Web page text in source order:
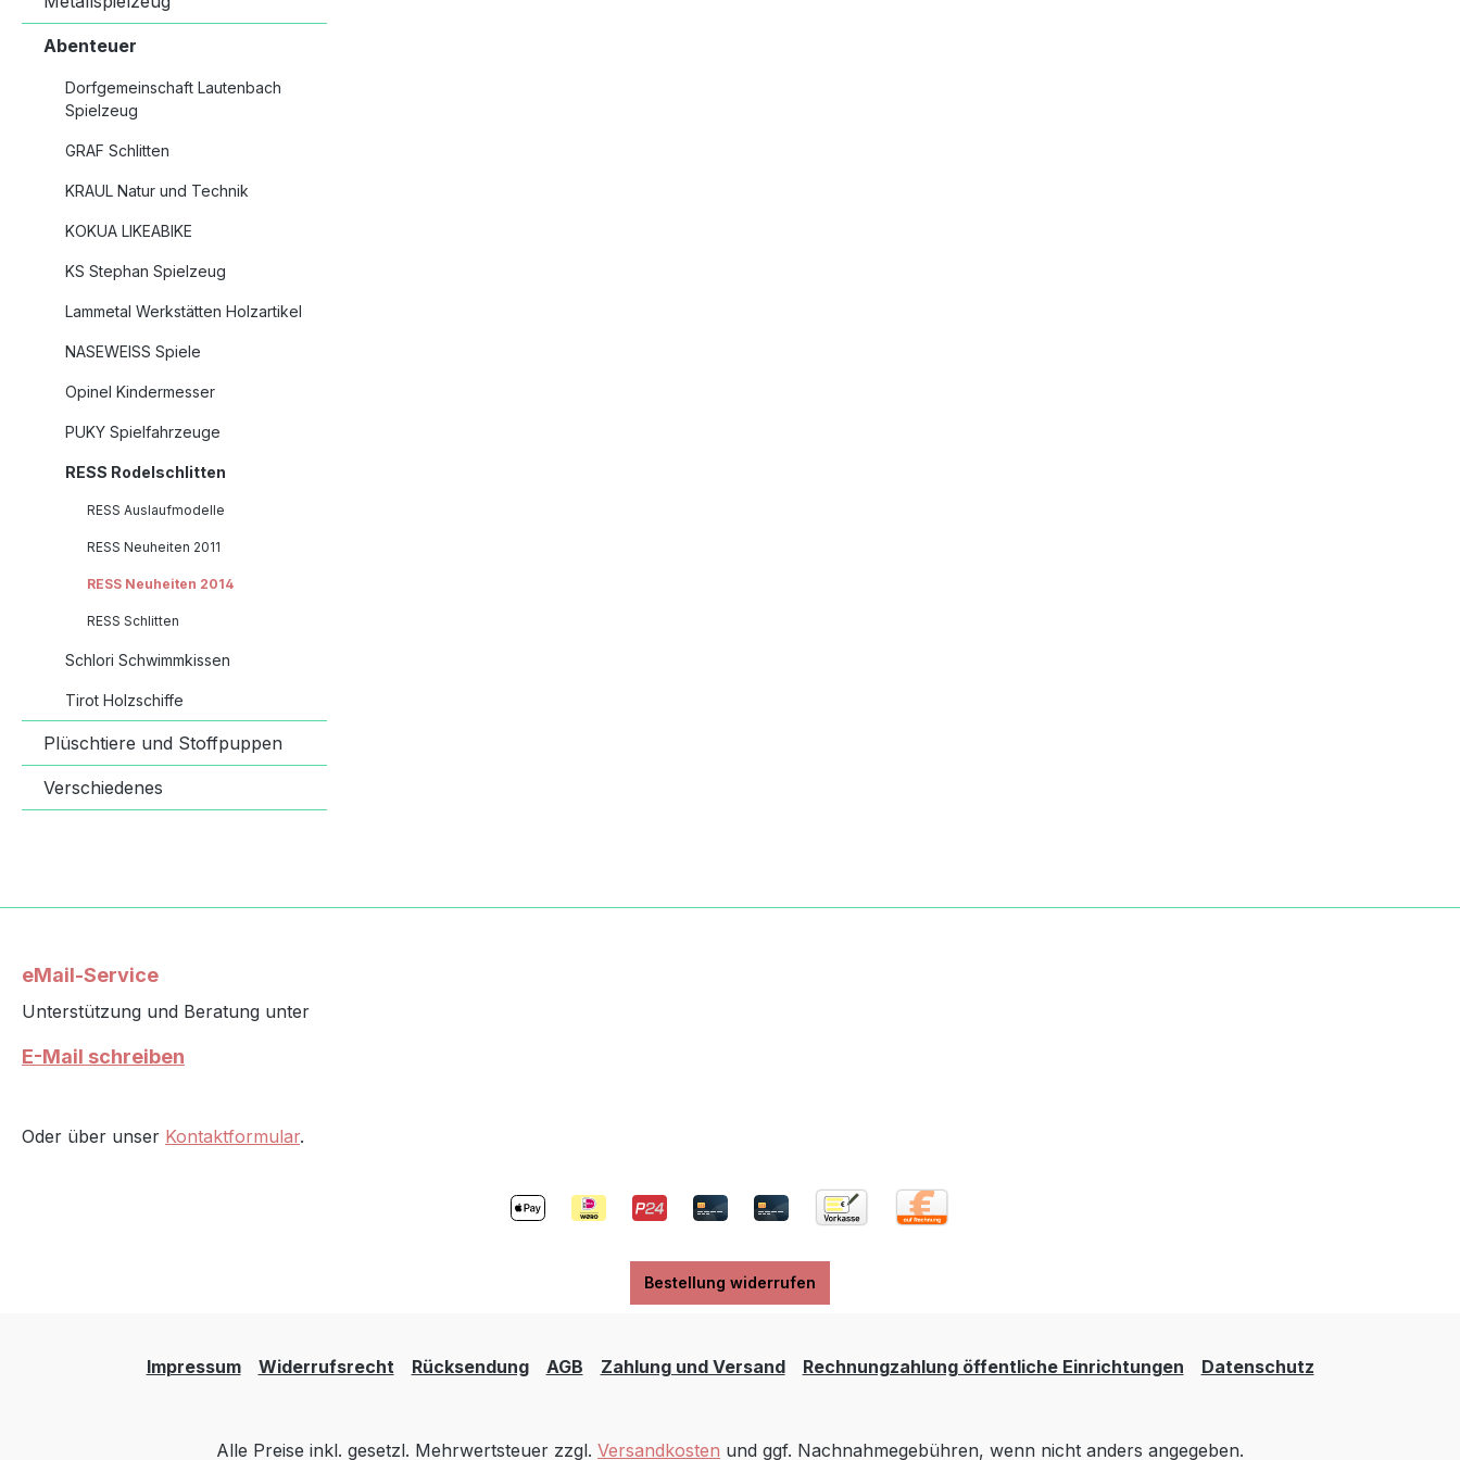
Abenteuer
Dorfgemeinschaft Lautenbach
Spielzeug
GRAF Schlitten
KRAUL Natur und Technik
KOKUA LIKEABIKE
KS Stephan Spielzeug
Lammetal Werkstätten Holzartikel
NASEWEISS Spiele
Opinel Kindermesser
PUKY Spielfahrzeuge
RESS Rodelschlitten
RESS Auslaufmodelle
RESS Neuheiten 2011
RESS Neuheiten 2014
RESS Schlitten
Schlori Schwimmkissen
Tirot Holzschiffe
Plüschtiere und Stoffpuppen
Verschiedenes
eMail-Service
Unterstützung und Beratung unter
E-Mail schreiben
Oder über unser Kontaktformular.
Bestellung widerrufen
Impressum Widerrufsrecht Rücksendung AGB Zahlung und Versand Rechnungzahlung öffentliche Einrichtungen Datenschutz
Alle Preise inkl. gesetzl. Mehrwertsteuer zzgl. Versandkosten und ggf. Nachnahmegebühren, wenn nicht anders angegeben.